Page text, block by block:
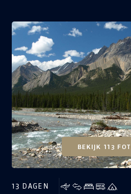
BEKIJK 113
13 DAGEN